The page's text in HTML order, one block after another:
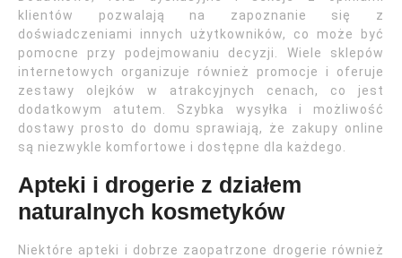
klientów pozwalają na zapoznanie się z
doświadczeniami innych użytkowników, co może być
pomocne przy podejmowaniu decyzji. Wiele sklepów
internetowych organizuje również promocje i oferuje
zestawy olejków w atrakcyjnych cenach, co jest
dodatkowym atutem. Szybka wysyłka i możliwość
dostawy prosto do domu sprawiają, że zakupy online
są niezwykle komfortowe i dostępne dla każdego.
Apteki i drogerie z działem
naturalnych kosmetyków
Niektóre apteki i dobrze zaopatrzone drogerie również